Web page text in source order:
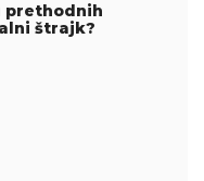
prethodnih
štrajk?